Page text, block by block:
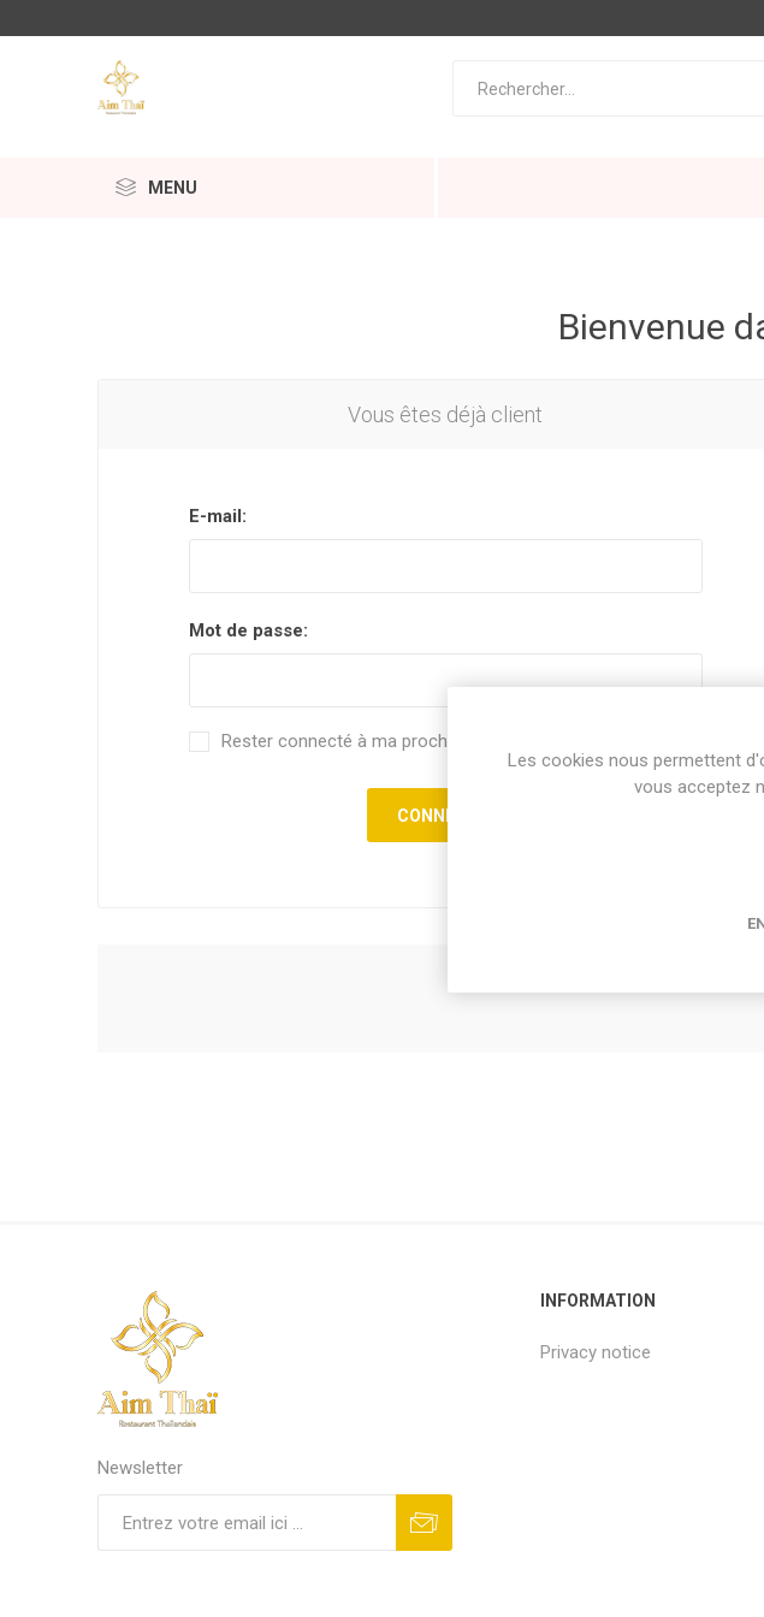
MENU
Bienvenue
Vous êtes déjà client
E-mail:
Mot de passe:
Rester connecté à ma prochaine visite.
Newsletter
INFORMATION
Privacy notice
Les cookies nous permettent
vous acceptez